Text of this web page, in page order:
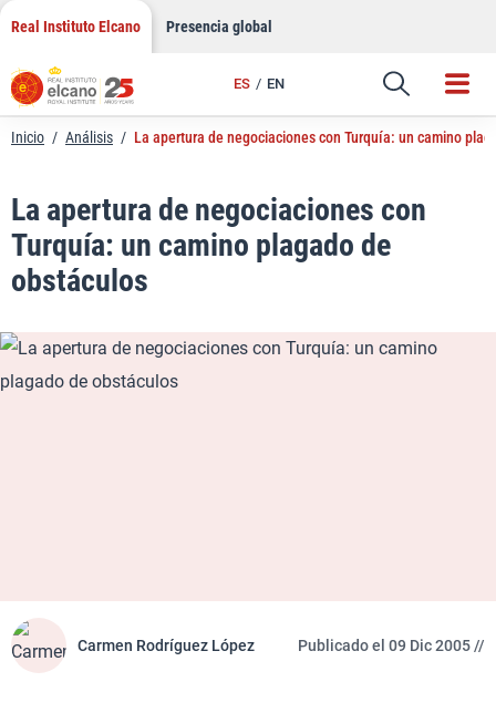
Saltar
contenido
Real Instituto Elcano Presencia global
ES EN
Enlace
Inicio / Análisis / La apertura de negociaciones con Turquía: un camino
La apertura de negociaciones con
Turquía: un camino plagado de
obstáculos
Carmen Rodríguez López Publicado el 09 Dic 2005 //